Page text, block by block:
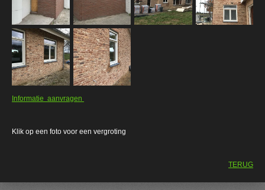
Informatie aanvragen
Klik op een foto voor een vergroting
TERUG